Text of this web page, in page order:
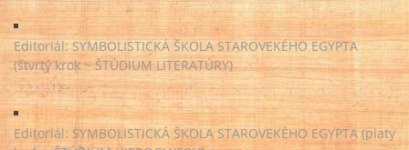
Editoriál: SYMBOLISTICKÁ ŠKOLA STAROVEKÉHO EGYPTA
(štvrtý krok ~ ŠTÚDIUM LITERATÚRY)
Editoriál: SYMBOLISTICKÁ ŠKOLA STAROVEKÉHO EGYPTA (piaty